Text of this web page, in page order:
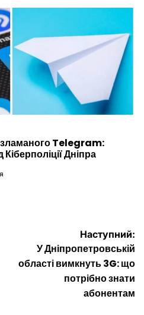
зламаного Telegram:
Дніпра
Наступний:
У Дніпропетровській
області вимкнуть 3G: що
потрібно знати
абонентам